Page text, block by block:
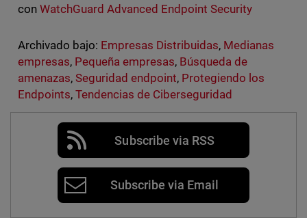
con WatchGuard Advanced Endpoint Security
Archivado bajo: Empresas Distribuidas, Medianas
empresas, Pequeña empresas, Búsqueda de
amenazas, Seguridad endpoint, Protegiendo los
Endpoints, Tendencias de Ciberseguridad
Subscribe via RSS
Subscribe via Email